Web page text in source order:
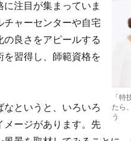
「特
たら
う
注目が集まっていま
ャーセンターや自宅
良さをアピールする
を習得し、師範資格を
というと、いろいろ
メージがあります。先